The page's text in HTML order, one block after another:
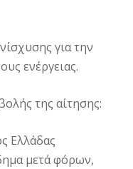
για την
ενέργειας.
της αίτησης:
Ελλάδας
μετά φόρων,